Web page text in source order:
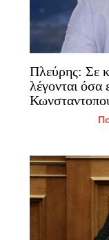
Πλεύρης: Σε
λέγονται όσα